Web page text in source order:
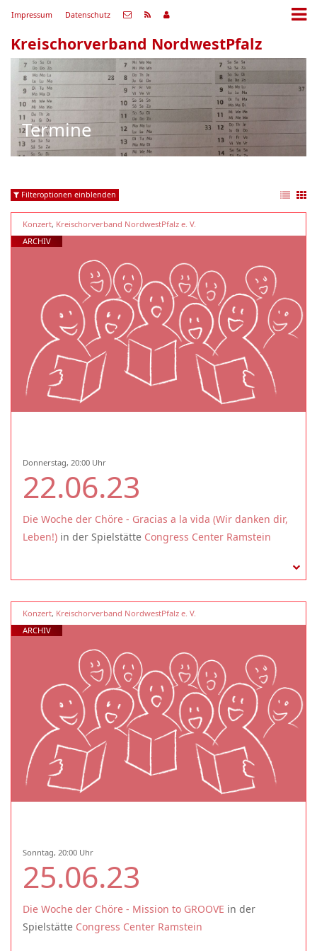
Impressum Datenschutz
Kreischorverband NordwestPfalz
Termine
Filteroptionen einblenden
Konzert, Kreischorverband NordwestPfalz e. V.
ARCHIV
Donnerstag, 20:00 Uhr
22.06.23
Die Woche der Chöre - Gracias a la vida (Wir danken dir,
Leben!) in der Spielstätte Congress Center Ramstein
Konzert, Kreischorverband NordwestPfalz e. V.
ARCHIV
Sonntag, 20:00 Uhr
25.06.23
Die Woche der Chöre - Mission to GROOVE in der
Spielstätte Congress Center Ramstein